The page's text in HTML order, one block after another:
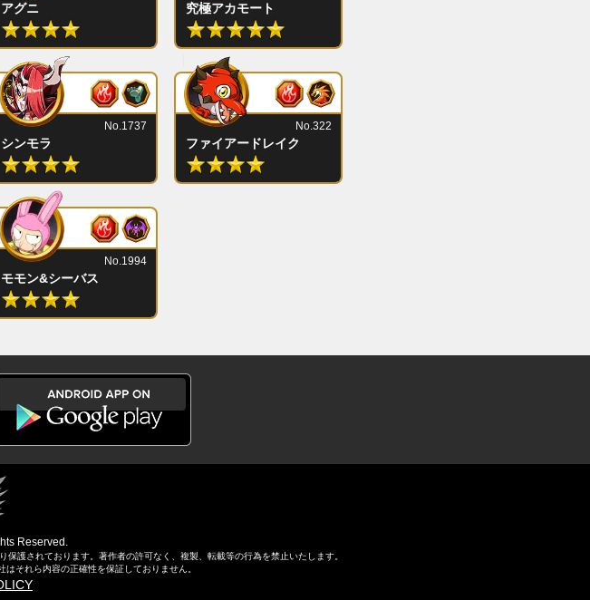
アグニ 究極アカモート
シンモラ
No.1737
ファイアードレイク
No.322
モモン&シーバス
No.1994
Reserved.
保護されております。 著作者の許可なく、複製、転載等の行為を禁止いたします。
それら内容の正確性を保証しておりません。